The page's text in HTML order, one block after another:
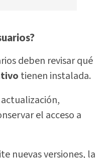
deben revisar qué
tienen instalada.
el acceso a
nuevas versiones, la